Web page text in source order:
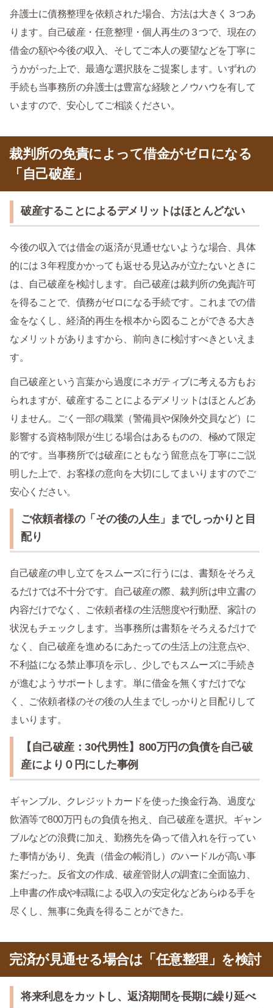
弁護士に債務整理を依頼された場合、方法は大きく３つあ
ります。自己破産・任意整理・個人再生の３つで、現在の
借金の額や今後の収入、そしてご本人の要望などを丁寧に
うかがった上で、最適な選択肢をご提案します。いずれの
手続も当事務所の弁護士は豊富な経験とノウハウを有して
いますので、安心してご相談ください。
裁判所の免責によって借金がゼロになる
「自己破産」
破産することによるデメリットはほとんどない
今後の収入では借金の返済が見通せないような場合、具体
的には３年程度かかっても返せる見込みが立たないときに
は、自己破産を検討します。自己破産は裁判所の免責許可
を得ることで、債務がゼロになる手続です。これまでの借
金をなくし、経済的再生を根本から図ることができる大き
なメリットがありますから、前向きに検討すべきといえま
す。
自己破産という言葉から過度にネガティブに考える方もお
られますが、破産することによるデメリットはほとんどあ
りません。ごく一部の職業（警備員や保険外交員など）に
影響する資格制限が生じる場合はあるものの、極めて限定
的です。当事務所では破産にともなう留意点を丁寧にご説
明した上で、お客様の意向を大切にしてまいりますのでご
安心ください。
ご依頼者様の「その後の人生」までしっかりと目
配り
自己破産の申し立てをスムーズに行うには、書類をそろえ
るだけでは不十分です。自己破産の際、裁判所は申立書の
内容だけでなく、ご依頼者様の生活態度や行動歴、家計の
状況もチェックします。当事務所は書類をそろえるだけで
なく、自己破産を進めるにあたっての生活上の注意点や、
不利益になる禁止事項を示し、少しでもスムーズに手続き
が進むようサポートします。単に借金を無くすだけでな
く、ご依頼者様のその後の人生までしっかりと目配りして
まいります。
【自己破産：30代男性】800万円の負債を自己破
産により０円にした事例
ギャンブル、クレジットカードを使った換金行為、過度な
飲酒等で800万円もの負債を抱え、自己破産を選択。ギャン
ブルなどの浪費に加え、勤務先を偽って借入れを行ってい
た事情があり、免責（借金の帳消し）のハードルが高い事
案だった。反省文の作成、破産管財人の調査に全面協力、
上申書の作成や転職による収入の安定化などあらゆる手を
尽くし、無事に免責を得ることができた。
完済が見通せる場合は「任意整理」を検討
将来利息をカットし、返済期間を長期に繰り延べ